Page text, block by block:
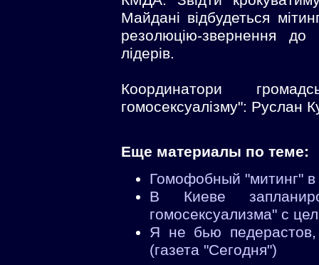
Майдані відбудеться
резолюцію-звернення до
лідерів.
Координатори
гомосексуалізму": Руслан
Еще материалы по теме:
Гомофобный "митинг"
В Киеве
гомосексуализма" с
Я не бью педерастов,
(газета "Сегодня")